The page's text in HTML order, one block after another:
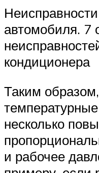
автомобиля. 7
кондиционера
Таким
несколько
и рабочее